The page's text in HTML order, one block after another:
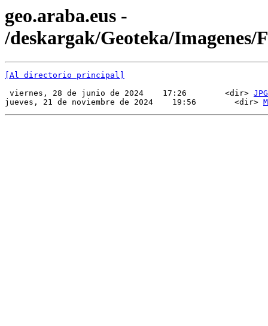
geo.araba.eus -
/deskargak/Geoteka/Imagenes/
[Al directorio principal]
viernes, 28 de junio de 2024    17:26        <dir> JPG
jueves, 21 de noviembre de 2024    19:56        <dir>